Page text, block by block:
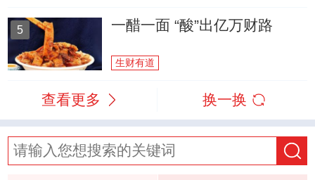
5 一醋一面 “酸”出亿万财路
生财有道
查看更多 换一换